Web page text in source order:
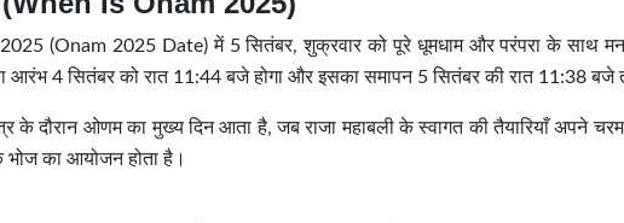
(Onam 2025 Date) में 5 सितंबर, शुक्रवार को पूरे धूमधाम और परंपरा के साथ
आरंभ 4 सितंबर को रात 11:44 बजे होगा और इसका समापन 5 सितंबर की रात 11:38 बजे
के दौरान ओणम का मुख्य दिन आता है, जब राजा महाबली के स्वागत की तैयारियाँ अपने
भोज का आयोजन होता है।